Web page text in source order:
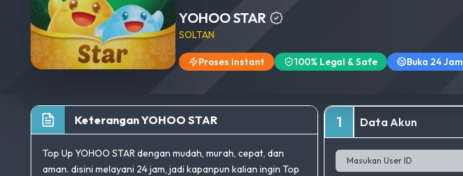
YOHOO STAR
SOLTAN
Proses Instant 100% Legal & Safe Buka 24 Jam
Keterangan YOHOO STAR
Top Up YOHOO STAR dengan mudah, murah, cepat, dan
aman. disini melayani 24 jam, jadi kapanpun kalian ingin Top
1 Data Akun